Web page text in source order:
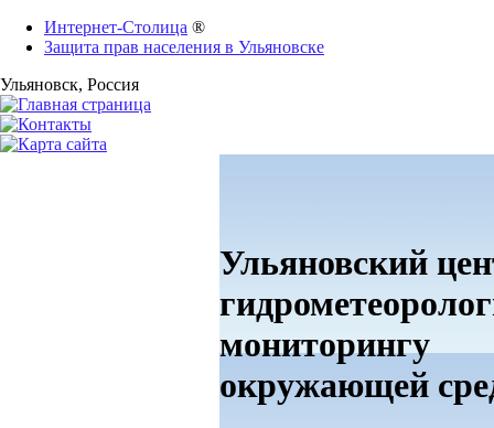
Интернет-Столица ®
Защита прав населения в Ульяновске
Ульяновск, Россия
Ульяновский
мониторингу
окружающей